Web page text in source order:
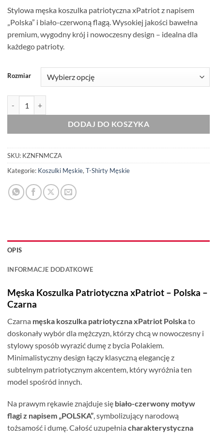
Stylowa męska koszulka patriotyczna xPatriot z napisem
„Polska” i biało-czerwoną flagą. Wysokiej jakości bawełna
premium, wygodny krój i nowoczesny design – idealna dla
każdego patrioty.
Rozmiar
DODAJ DO KOSZYKA
SKU: KZNFNMCZA
Kategorie: Koszulki Męskie, T-Shirty Męskie
OPIS
INFORMACJE DODATKOWE
Męska Koszulka Patriotyczna xPatriot – Polska –
Czarna
Czarna męska koszulka patriotyczna xPatriot Polskato
doskonały wybór dla mężczyzn, którzy chcą w nowoczesny i
stylowy sposób wyrazić dumę z bycia Polakiem.
Minimalistyczny design łączy klasyczną elegancję z
subtelnym patriotycznym akcentem, który wyróżnia ten
model spośród innych.
Na prawym rękawie znajduje się biało-czerwony motyw
flagi z napisem „POLSKA”, symbolizujący narodową
tożsamość i dumę. Całość uzupełnia charakterystyczna